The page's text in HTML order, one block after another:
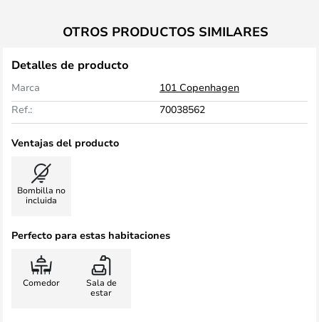
OTROS PRODUCTOS SIMILARES
Detalles de producto
Marca
101 Copenhagen
Ref.:
70038562
Ventajas del producto
Bombilla no
incluida
Perfecto para estas habitaciones
Comedor
Sala de
estar